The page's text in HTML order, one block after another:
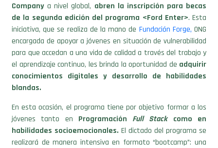
Company a nivel global, abren la inscripción para becas
de la segunda edición del programa <Ford Enter>. Esta
iniciativa, que se realiza de la mano de Fundación Forge, ONG
encargada de apoyar a jóvenes en situación de vulnerabilidad
para que accedan a una vida de calidad a través del trabajo y
el aprendizaje continuo, les brinda la oportunidad de adquirir
conocimientos digitales y desarrollo de habilidades
blandas.
En esta ocasión, el programa tiene por objetivo formar a los
jóvenes tanto en Programación Full Stackcomo en
habilidades socioemocionales. El dictado del programa se
realizará de manera intensiva en formato “bootcamp”: una